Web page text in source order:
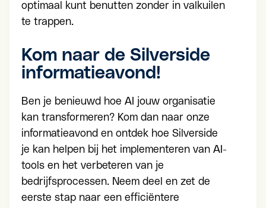
optimaal kunt benutten zonder in valkuilen
te trappen.
Kom naar de Silverside
informatieavond!
Ben je benieuwd hoe AI jouw organisatie
kan transformeren? Kom dan naar onze
informatieavond en ontdek hoe Silverside
je kan helpen bij het implementeren van AI-
tools en het verbeteren van je
bedrijfsprocessen. Neem deel en zet de
eerste stap naar een efficiëntere